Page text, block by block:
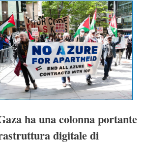
ha una colonna portante
digitale di